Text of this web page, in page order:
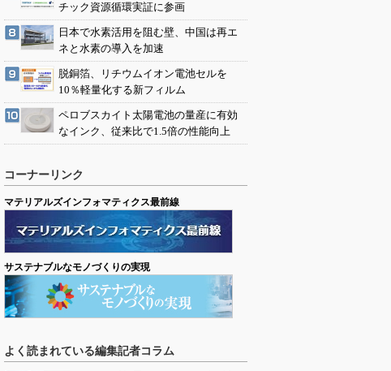
チック資源循環実証に参画
日本で水素活用を阻む壁、中国は再エ
ネと水素の導入を加速
脱銅箔、リチウムイオン電池セルを
10％軽量化する新フィルム
ペロブスカイト太陽電池の量産に有効
なインク、従来比で1.5倍の性能向上
コーナーリンク
マテリアルズインフォマティクス最前線
サステナブルなモノづくりの実現
よく読まれている編集記者コラム